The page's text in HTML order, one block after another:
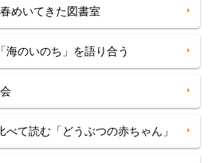
めいてきた図書室
海のいのち」を語り合う
て読む「どうぶつの赤ちゃん」